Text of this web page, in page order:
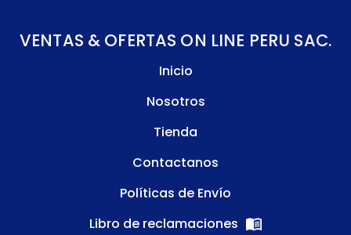
VENTAS & OFERTAS ON LINE PERU SAC.
Inicio
Nosotros
Tienda
Contactanos
Políticas de Envío
Libro de reclamaciones